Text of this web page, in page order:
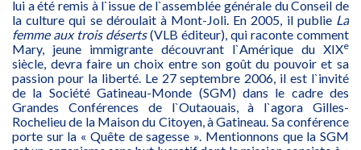
lui a été remis à l`issue de l`assemblée générale du Conseil de
la culture qui se déroulait à Mont-Joli. En 2005, il publie La
femme aux trois déserts(VLB éditeur), qui raconte comment
Mary, jeune immigrante découvrant l`Amérique du XIXe
siècle, devra faire un choix entre son goût du pouvoir et sa
passion pour la liberté. Le 27 septembre 2006, il est l`invité
de la Société Gatineau-Monde (SGM) dans le cadre des
Grandes Conférences de l`Outaouais, à l`agora Gilles-
Rochelieu de la Maison du Citoyen, à Gatineau. Sa conférence
porte sur la « Quête de sagesse ». Mentionnons que la SGM